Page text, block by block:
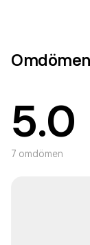
Omdömen
5.0
7 omdömen